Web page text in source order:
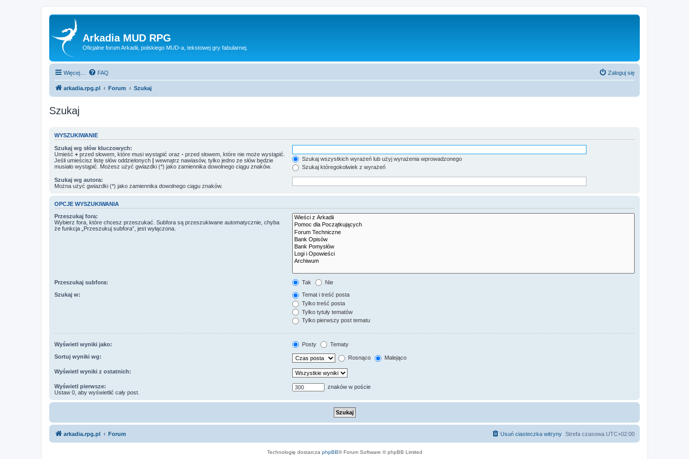
Arkadia MUD RPG
Oficjalne forum Arkadii, polskiego MUD-a, tekstowej gry fabularnej.
Więcej… FAQ Zaloguj się
arkadia.rpg.pl Forum Szukaj
Szukaj
WYSZUKIWANIE
Szukaj wg słów kluczowych:
Umieść + przed słowem, które musi wystąpić oraz - przed słowem, które nie może wystąpić.
Jeśli umieścisz listę słów oddzielonych | wewnątrz nawiasów, tylko jedno ze słów będzie
musiało wystąpić. Możesz użyć gwiazdki (*) jako zamiennika dowolnego ciągu znaków.
Szukaj wszystkich wyrażeń lub użyj wyrażenia wprowadzonego
Szukaj któregokolwiek z wyrażeń
Szukaj wg autora:
Można użyć gwiazdki (*) jako zamiennika dowolnego ciągu znaków.
OPCJE WYSZUKIWANIA
Przeszukaj fora:
Wybierz fora, które chcesz przeszukać. Subfora są przeszukiwane automatycznie, chyba
że funkcja „Przeszukuj subfora”, jest wyłączona.
Przeszukaj subfora: Tak Nie
Szukaj w:
Temat i treść posta
Tylko treść posta
Tylko tytuły tematów
Tylko pierwszy post tematu
Wyświetl wyniki jako: Posty Tematy
Sortuj wyniki wg: Rosnąco Malejąco
Wyświetl wyniki z ostatnich:
Wyświetl pierwsze:
Ustaw 0, aby wyświetlić cały post.
znaków w poście
arkadia.rpg.pl Forum Strefa czasowa UTC+02:00
Usuń ciasteczka witryny
Technologię dostarcza phpBB® Forum Software © phpBB Limited